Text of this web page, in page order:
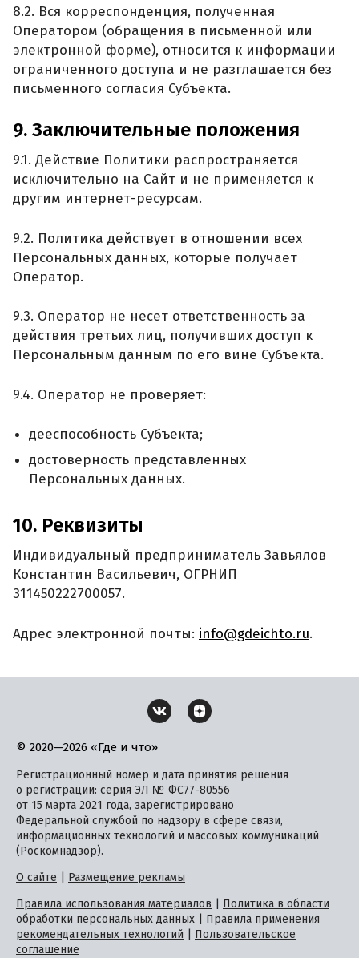
8.2. Вся корреспонденция, полученная
Оператором (обращения в письменной или
электронной форме), относится к информации
ограниченного доступа и не разглашается без
письменного согласия Субъекта.
9. Заключительные положения
9.1. Действие Политики распространяется
исключительно на Сайт и не применяется к
другим интернет-ресурсам.
9.2. Политика действует в отношении всех
Персональных данных, которые получает
Оператор.
9.3. Оператор не несет ответственность за
действия третьих лиц, получивших доступ к
Персональным данным по его вине Субъекта.
9.4. Оператор не проверяет:
дееспособность Субъекта;
достоверность представленных
Персональных данных.
10. Реквизиты
Индивидуальный предприниматель Завьялов
Константин Васильевич, ОГРНИП
311450222700057.
Адрес электронной почты: info@gdeichto.ru.
© 2020—2026 «Где и что»
Регистрационный номер и дата принятия решения
о регистрации: серия ЭЛ № ФС77-80556
от 15 марта 2021 года, зарегистрировано
Федеральной службой по надзору в сфере связи,
информационных технологий и массовых коммуникаций
(Роскомнадзор).
О сайте
Размещение рекламы
Правила использования материалов
Политика в области
обработки персональных данных
Правила применения
рекомендательных технологий
Пользовательское
соглашение